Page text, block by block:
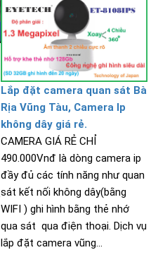
Lắp đặt camera quan sát Bà
Rịa Vũng Tàu, Camera Ip
không dây giá rẻ.
CAMERA GIÁ RẺ CHỈ
490.000Vnđ là dòng camera ip
đầy đủ các tính năng như quan
sát kết nối không dây(bằng
WIFI ) ghi hình bằng thẻ nhớ
qua sát qua điện thoại. Dịch vụ
lắp đặt camera vũng...